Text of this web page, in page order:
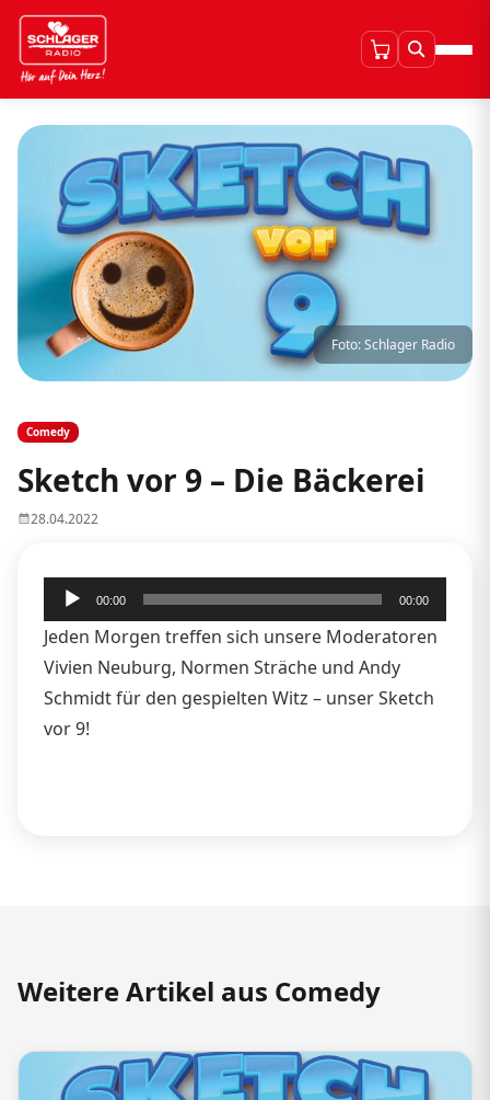
Foto: Schlager Radio
Comedy
Sketch vor 9 – Die Bäckerei
28.04.2022
Audio-
Player
00:00 00:00
Jeden Morgen treffen sich unsere Moderatoren
Vivien Neuburg, Normen Sträche und Andy
Schmidt für den gespielten Witz – unser Sketch
vor 9!
Weitere Artikel aus Comedy